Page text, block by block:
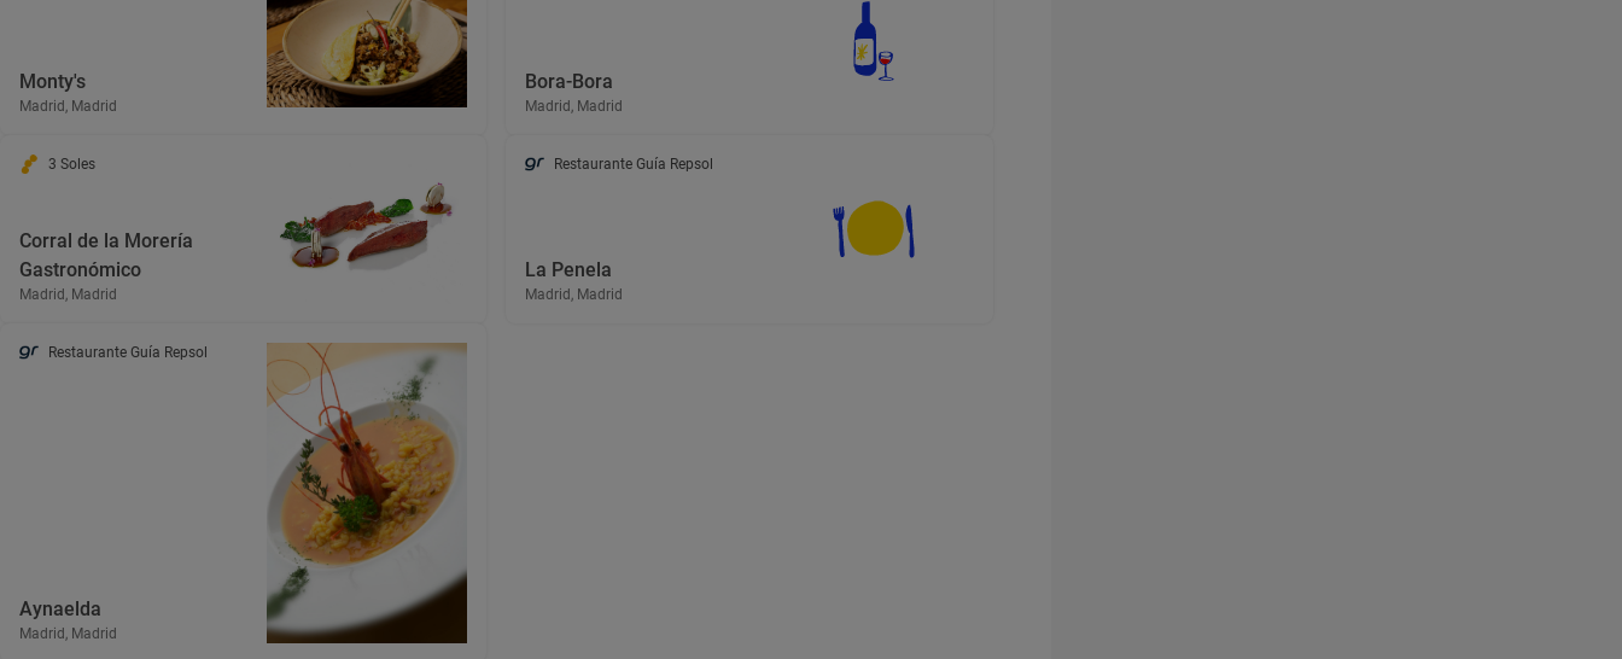
Monty's
Madrid, Madrid
Bora-Bora
Madrid, Madrid
3 Soles
Corral de la Morería
Gastronómico
Madrid, Madrid
Restaurante Guía Repsol
La Penela
Madrid, Madrid
Restaurante Guía Repsol
Aynaelda
Madrid, Madrid